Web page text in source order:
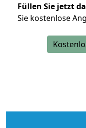
Füllen Sie jetzt
Sie kostenlose